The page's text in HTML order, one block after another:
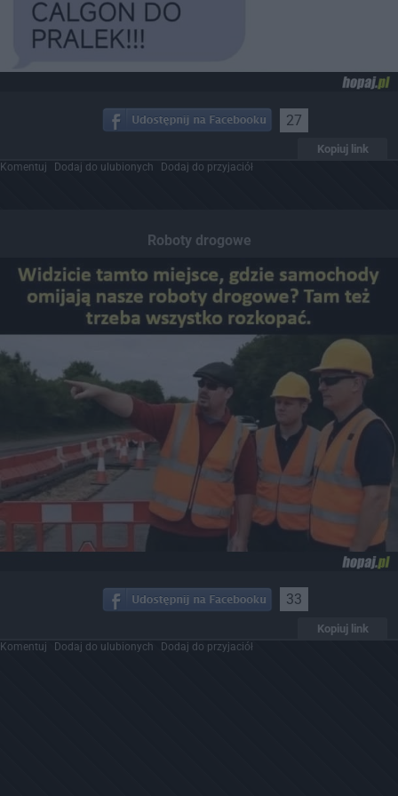
27
Kopiuj link
Komentuj Dodaj do ulubionych Dodaj do przyjaciół
Roboty drogowe
33
Kopiuj link
Komentuj Dodaj do ulubionych Dodaj do przyjaciół